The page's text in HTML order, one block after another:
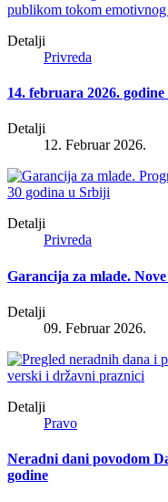
Detalji
Privreda
14. februara 2026.
Detalji
12. Februar 2026.
Detalji
Privreda
Garancija za mlade.
Detalji
09. Februar 2026.
Detalji
Pravo
Neradni dani povodom
godine